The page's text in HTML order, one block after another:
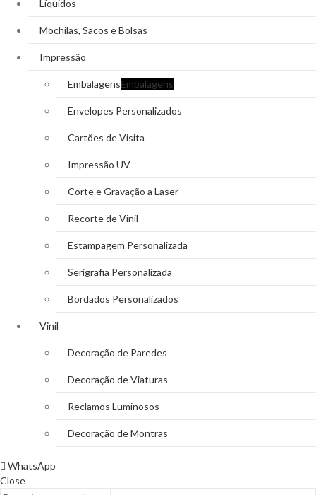
Líquidos
Mochilas, Sacos e Bolsas
Impressão
EmbalagensEmbalagens
Envelopes Personalizados
Cartões de Visita
Impressão UV
Corte e Gravação a Laser
Recorte de Vinil
Estampagem Personalizada
Serigrafia Personalizada
Bordados Personalizados
Vinil
Decoração de Paredes
Decoração de Viaturas
Reclamos Luminosos
Decoração de Montras
WhatsApp
Close